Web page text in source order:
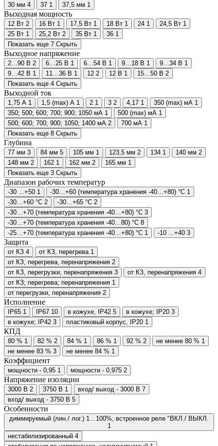
30 мм 4 37 1 37,5 мм 1
Выходная мощность
12 Вт 2 16 Вт 1 17,5 Вт 1 18 Вт 1 24 1 24,5 Вт 1
25 Вт 1 25,2 Вт 2 35 Вт 1 36 1
Показать еще 7 Скрыть
Выходное напряжение
2…90 В 2 6…25 В 1 6…54 В 1 9…18 В 1 9…34 В 1
9…42 В 1 11…36 В 1 12 2 12 В 1 15…50 В 2
Показать еще 4 Скрыть
Выходной ток
1,75 А 1 1,5 (max) А 1 2 1 3 2 4,17 1 350 (max) мА 1
350; 500; 600; 700; 900; 1050 мА 1 500 (max) мА 1
500; 600; 700; 900; 1050; 1400 мА 2 700 мА 1
Показать еще 8 Скрыть
Глубина
77 мм 3 84 мм 5 105 мм 1 123,5 мм 2 134 1 140 мм 2
148 мм 2 162 1 162 мм 2 165 мм 1
Показать еще 3 Скрыть
Диапазон рабочих температур
-30 ...+50 1 -30…+60 (температура хранения -40…+80) °С 1
-30…+60 °С 2 -30…+65 °С 2
-30…+70 (температура хранения -40…+80) °С 3
-30…+70 (температура хранения -40…80) °С 8
-25…+70 (температура хранения -40…+80) °С 1 -10 ...+40 3
Защита
от КЗ 4 от КЗ, перегрева 1
от КЗ, перегрева, перенапряжения 2
от КЗ, перегрузки, перенапряжения 3 от КЗ, перенапряжения 4
от КЗ; перегрева; перенапряжения 1
от перегрузки, перенапряжения 2
Исполнение
IP65 1 IP67 10 в кожухе, IP42 5 в кожухе; IP20 3
в кожухе; IP42 3 пластиковый корпус, IP20 1
КПД
80 % 1 82 % 2 84 % 1 86 % 1 92 % 2 не менее 80 % 1
не менее 83 % 3 не менее 84 % 1
Коэффициент
мощности - 0,95 1 мощности - 0,975 2
Напряжение изоляции
3000 В 2 3750 В 1 вход/ выход - 3000 В 7
вход/ выход - 3750 В 5
Особенности
диммируемый (лин./ лог.) 1…100%, встроенное реле "ВКЛ./ ВЫКЛ.
1
нестабилизированный 4